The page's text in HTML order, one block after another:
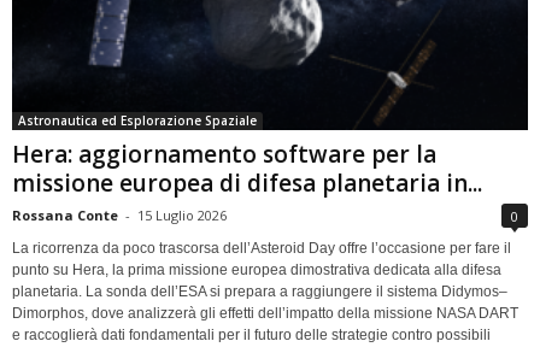
Astronautica ed Esplorazione Spaziale
Hera: aggiornamento software per la
missione europea di difesa planetaria in...
Rossana Conte - 15 Luglio 2026 0
La ricorrenza da poco trascorsa dell’Asteroid Day offre l’occasione per fare il
punto su Hera, la prima missione europea dimostrativa dedicata alla difesa
planetaria. La sonda dell’ESA si prepara a raggiungere il sistema Didymos–
Dimorphos, dove analizzerà gli effetti dell’impatto della missione NASA DART
e raccoglierà dati fondamentali per il futuro delle strategie contro possibili